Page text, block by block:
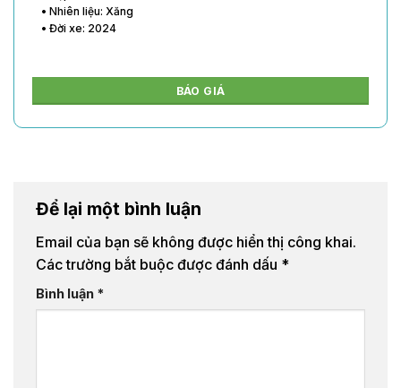
• Nhiên liệu: Xăng
• Đời xe: 2024
BÁO GIÁ
Để lại một bình luận
Email của bạn sẽ không được hiển thị công khai.
Các trường bắt buộc được đánh dấu *
Bình luận *